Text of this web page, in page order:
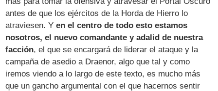
antes de que los ejércitos de la Horda de Hierro lo
atraviesen. Yen el centro de todo esto estamos
nosotros, el nuevo comandante y adalid de nuestra
facción, el que se encargará de liderar el ataque y la
campaña de asedio a Draenor, algo que tal y como
iremos viendo a lo largo de este texto, es mucho más
que un gancho argumental con el que hacernos sentir